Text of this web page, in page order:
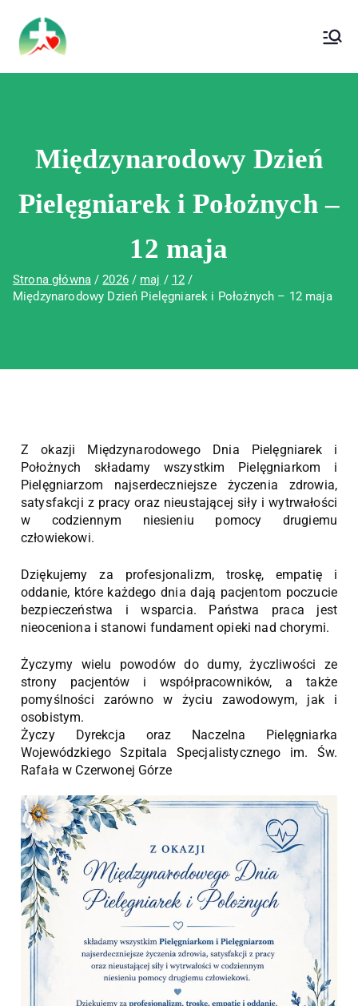
Wojewódzki Szpital Specjalistyczny im.
Św. Rafała w Czerwonej Górze
Międzynarodowy Dzień
Pielęgniarek i Położnych –
12 maja
Strona główna 2026 maj
12
Międzynarodowy Dzień Pielęgniarek i Położnych – 12 maja
Z okazji Międzynarodowego Dnia Pielęgniarek i
Położnych składamy wszystkim Pielęgniarkom i
Pielęgniarzom najserdeczniejsze życzenia zdrowia,
satysfakcji z pracy oraz nieustającej siły i wytrwałości
w codziennym niesieniu pomocy drugiemu
człowiekowi.
Dziękujemy za profesjonalizm, troskę, empatię i
oddanie, które każdego dnia dają pacjentom poczucie
bezpieczeństwa i wsparcia. Państwa praca jest
nieoceniona i stanowi fundament opieki nad chorymi.
Życzymy wielu powodów do dumy, życzliwości ze
strony pacjentów i współpracowników, a także
pomyślności zarówno w życiu zawodowym, jak i
osobistym.
Życzy Dyrekcja oraz Naczelna Pielęgniarka
Wojewódzkiego Szpitala Specjalistycznego im. Św.
Rafała w Czerwonej Górze